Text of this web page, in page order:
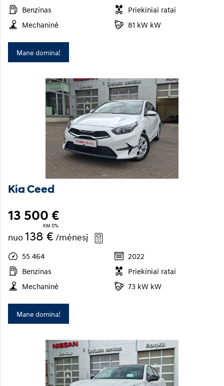
Benzinas
Priekiniai ratai
Mechaninė
81 kW kW
Mane domina!
Kia Ceed
13 500 €
KM 0%
nuo138 € /mėnesį
55 464
2022
Benzinas
Priekiniai ratai
Mechaninė
73 kW kW
Mane domina!